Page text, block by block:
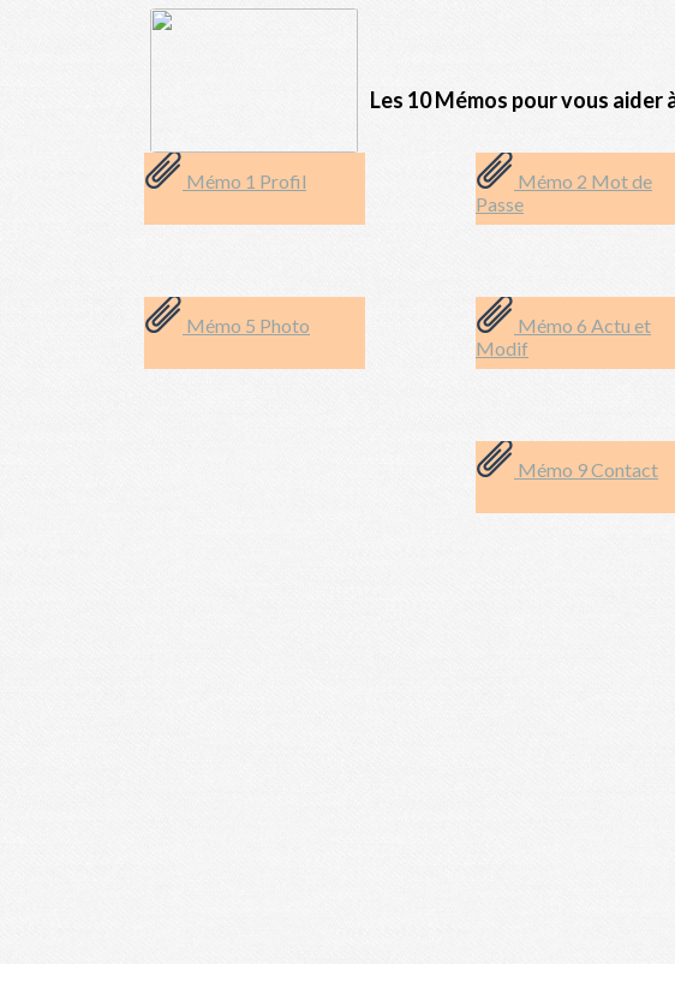
Les 10 Mémos pour vous
Mémo 1 Profil
Mémo 2 Mot de
Passe
Mémo 5 Photo
Mémo 6 Actu et
Modif
Mémo 9 Contact